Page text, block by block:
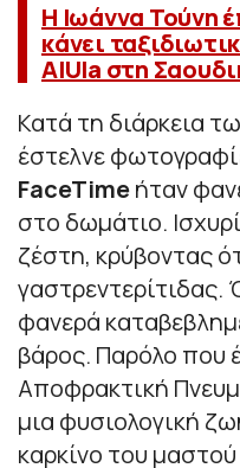
Η Ιωάννα Τούνη
κάνει
AlUla στη
Κατά τη διάρκεια
έστελνε
FaceTimeήταν
στο δωμάτιο.
ζέστη, κρύβοντας
φανερά
βάρος. Παρόλο που
Αποφρακτική
μια φυσιολογική
καρκίνο του